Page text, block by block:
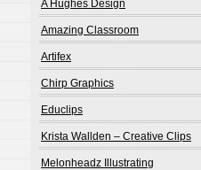
A Hughes Design
Amazing Classroom
Artifex
Chirp Graphics
Educlips
Krista Wallden – Creative Clips
Melonheadz Illustrating